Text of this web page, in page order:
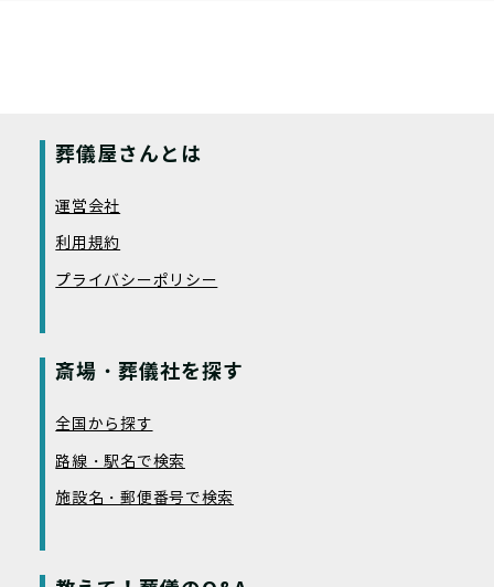
葬儀屋さんとは
運営会社
利用規約
プライバシーポリシー
斎場・葬儀社を探す
全国から探す
路線・駅名で検索
施設名・郵便番号で検索